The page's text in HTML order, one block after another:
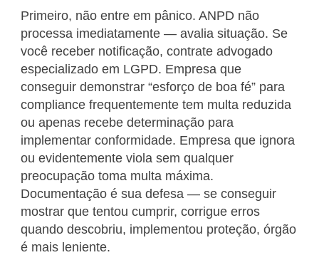
Primeiro, não entre em pânico. ANPD não
processa imediatamente — avalia situação. Se
você receber notificação, contrate advogado
especializado em LGPD. Empresa que
conseguir demonstrar “esforço de boa fé” para
compliance frequentemente tem multa reduzida
ou apenas recebe determinação para
implementar conformidade. Empresa que ignora
ou evidentemente viola sem qualquer
preocupação toma multa máxima.
Documentação é sua defesa — se conseguir
mostrar que tentou cumprir, corrigue erros
quando descobriu, implementou proteção, órgão
é mais leniente.